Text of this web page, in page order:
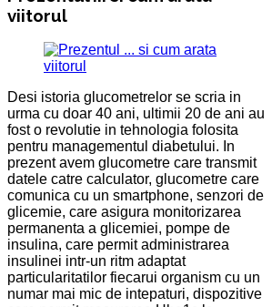
viitorul
Desi istoria glucometrelor se scria in
urma cu doar 40 ani, ultimii 20 de ani au
fost o revolutie in tehnologia folosita
pentru managementul diabetului. In
prezent avem glucometre care transmit
datele catre calculator, glucometre care
comunica cu un smartphone, senzori de
glicemie, care asigura monitorizarea
permanenta a glicemiei, pompe de
insulina, care permit administrarea
insulinei intr-un ritm adaptat
particularitatilor fiecarui organism cu un
numar mai mic de intepaturi, dispozitive